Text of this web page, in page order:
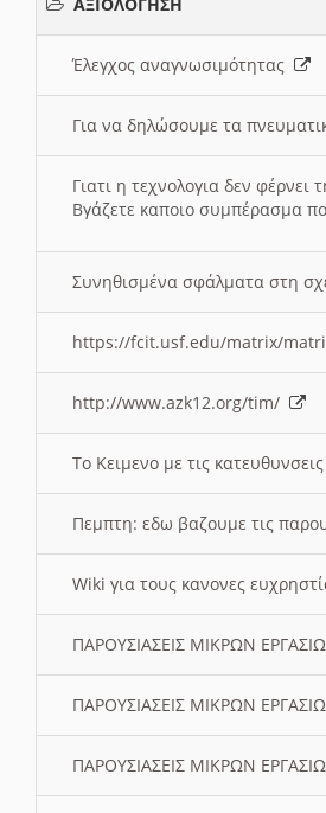
Έλεγχος αναγνωσιμότητας
Για να δηλώσουμε τα
Γιατι η τεχνολογια δεν φέρνει
Βγάζετε καποιο συμπέρασμα
Συνηθισμένα σφάλματα στη
https://fcit.usf.edu/matrix/
http://www.azk12.org/tim/
To Κειμενο με τις
Πεμπτη: εδω βαζουμε τις
Wiki για τους κανονες
ΠΑΡΟΥΣΙΑΣΕΙΣ ΜΙΚΡΩΝ
ΠΑΡΟΥΣΙΑΣΕΙΣ ΜΙΚΡΩΝ
ΠΑΡΟΥΣΙΑΣΕΙΣ ΜΙΚΡΩΝ